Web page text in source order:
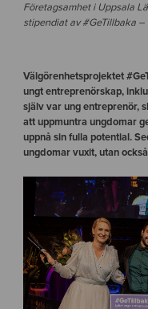
Företagsamhet i Uppsala
stipendiat av #GeTillbaka –
Välgörenhetsprojektet
ungt entreprenörskap,
själv var ung entreprenör,
att uppmuntra ungdomar
uppnå sin fulla potential.
ungdomar vuxit, utan